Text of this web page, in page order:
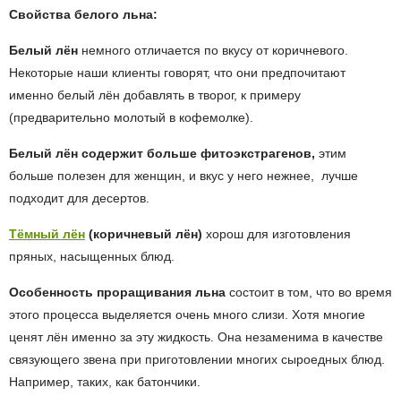
Свойства белого льна:
Белый лён немного отличается по вкусу от коричневого.
Некоторые наши клиенты говорят, что они предпочитают
именно белый лён добавлять в творог, к примеру
(предварительно молотый в кофемолке).
Белый лён содержит больше фитоэкстрагенов, этим
больше полезен для женщин, и вкус у него нежнее, лучше
подходит для десертов.
Тёмный лён (коричневый лён) хорош для изготовления
пряных, насыщенных блюд.
Особенность проращивания льна состоит в том, что во время
этого процесса выделяется очень много слизи. Хотя многие
ценят лён именно за эту жидкость. Она незаменима в качестве
связующего звена при приготовлении многих сыроедных блюд.
Например, таких, как батончики.